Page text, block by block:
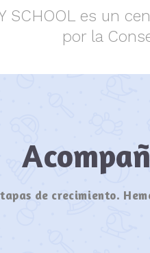
SCHOOL es un
por la
de crecimiento.